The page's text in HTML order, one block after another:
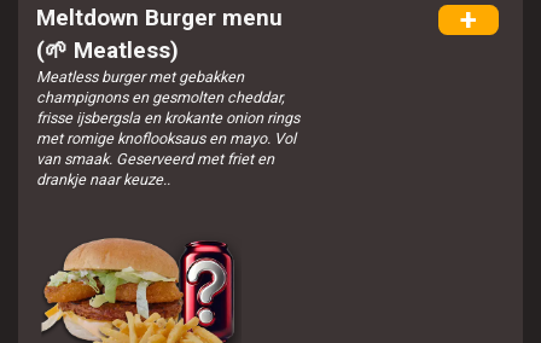
Meltdown Burger menu
(🌱 Meatless)
Meatless burger met gebakken
champignons en gesmolten cheddar,
frisse ijsbergsla en krokante onion rings
met romige knoflooksaus en mayo. Vol
van smaak. Geserveerd met friet en
drankje naar keuze..
+